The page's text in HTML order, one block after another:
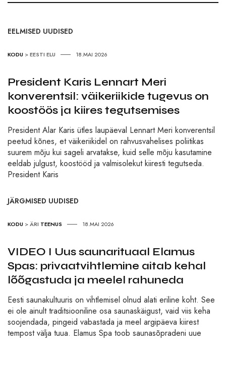
EELMISED UUDISED
KODU >EESTI ELU 18.MAI 2026
President Karis Lennart Meri
konverentsil: väikeriikide tugevus on
koostöös ja kiires tegutsemises
President Alar Karis ütles laupäeval Lennart Meri konverentsil
peetud kõnes, et väikeriikidel on rahvusvahelises poliitikas
suurem mõju kui sageli arvatakse, kuid selle mõju kasutamine
eeldab julgust, koostööd ja valmisolekut kiiresti tegutseda.
President Karis
JÄRGMISED UUDISED
KODU >ÄRI TEENUS 18.MAI 2026
VIDEO I Uus saunarituaal Elamus
Spas: privaatvihtlemine aitab kehal
lõõgastuda ja meelel rahuneda
Eesti saunakultuuris on vihtlemisel olnud alati eriline koht. See
ei ole ainult traditsiooniline osa saunaskäigust, vaid viis keha
soojendada, pingeid vabastada ja meel argipäeva kiirest
tempost välja tuua. Elamus Spa toob saunasõpradeni uue